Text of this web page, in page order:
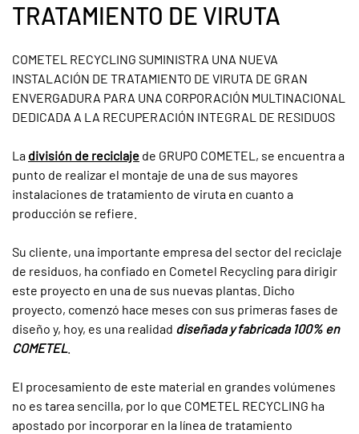
TRATAMIENTO DE VIRUTA
COMETEL RECYCLING SUMINISTRA UNA NUEVA
INSTALACIÓN DE TRATAMIENTO DE VIRUTA DE GRAN
ENVERGADURA PARA UNA CORPORACIÓN MULTINACIONAL
DEDICADA A LA RECUPERACIÓN INTEGRAL DE RESIDUOS
La división de reciclaje de GRUPO COMETEL, se encuentra a
punto de realizar el montaje de una de sus mayores
instalaciones de tratamiento de viruta en cuanto a
producción se refiere.
Su cliente, una importante empresa del sector del reciclaje
de residuos, ha confiado en Cometel Recycling para dirigir
este proyecto en una de sus nuevas plantas. Dicho
proyecto, comenzó hace meses con sus primeras fases de
diseño y, hoy, es una realidad diseñada y fabricada 100% en
COMETEL.
El procesamiento de este material en grandes volúmenes
no es tarea sencilla, por lo que COMETEL RECYCLING ha
apostado por incorporar en la línea de tratamiento